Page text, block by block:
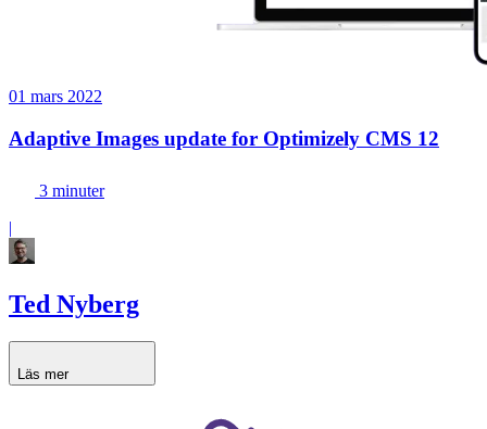
01 mars 2022
Adaptive Images update for Optimizely CMS 12
3 minuter
|
Ted Nyberg
Läs mer